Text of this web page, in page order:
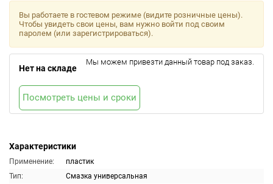
Характеристики
Применение:
пластик
Тип:
Смазка универсальная
Вы работаете в гостевом режиме (видите розничные цены).
Чтобы увидеть свои цены, вам нужно войти под своим
паролем (или зарегистрироваться).
Нет на складе
Мы можем привезти данный товар под заказ.
Посмотреть цены и сроки